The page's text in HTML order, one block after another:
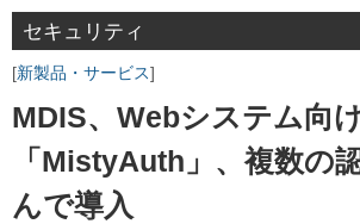
セキュリティ
新製品・サービス
MDIS、Webシステム向
「MistyAuth」、複数の
んで導入